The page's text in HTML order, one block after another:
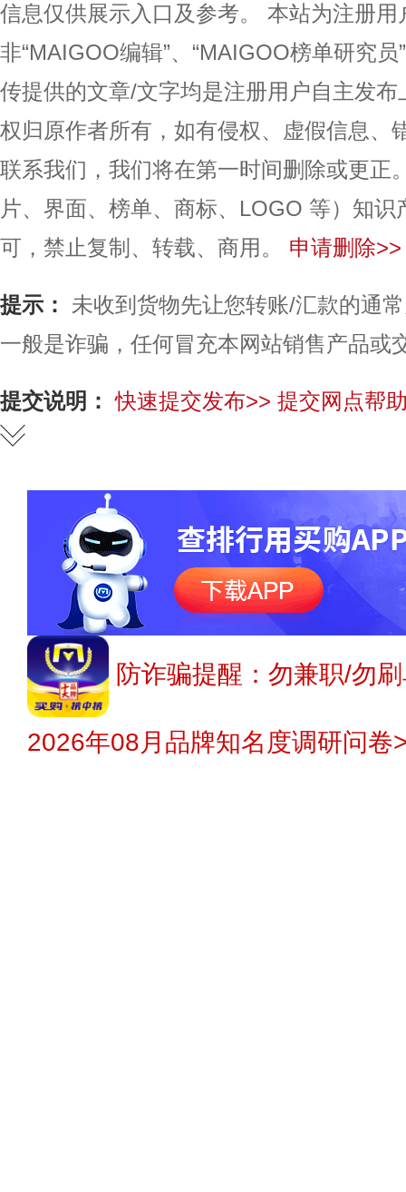
信息仅供展示入口及参考。
本站为注册用
非“MAIGOO编辑”、“MAIGOO榜单研究
传提供的文章/文字均是注册用户自主发
权归原作者所有，如有侵权、虚假信息、
联系我们，我们将在第一时间删除或更正
片、界面、榜单、商标、LOGO 等）知
可，禁止复制、转载、商用。
申请删除>>
提示：
未收到货物先让您转账/汇款的通
一般是诈骗，任何冒充本网站销售产品或
提交说明： 快速提交发布>> 提交网点帮
防诈骗提醒：勿兼职/勿
2026年08月品牌知名度调研问卷